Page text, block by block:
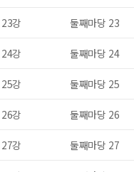
23강 둘째마당 23
24강 둘째마당 24
25강 둘째마당 25
26강 둘째마당 26
27강 둘째마당 27